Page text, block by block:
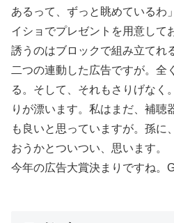
あるって、ずっと眺めているわ
イショでプレゼントを用意して
誘うのはブロックで組み立てれ
二つの連動した広告ですが。全
る。そして、それもさりげなく
りが漂います。私はまだ、補聴
も良いと思っていますが。孫に
おうかとついつい、思います。
今年の広告大賞決まりですね。